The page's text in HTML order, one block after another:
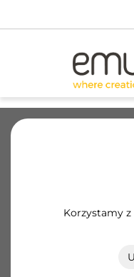
Korzystamy
Szuflada